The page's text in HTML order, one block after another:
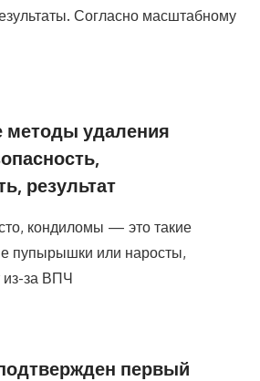
Согласно масштабному
удаления
результат
кондиломы — это такие
пупырышки или наросты,
из-за ВПЧ
первый